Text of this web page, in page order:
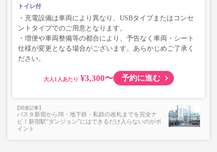
トイレ付
・充電設備は車両により異なり、USBタイプまたはコンセ
ントタイプでのご用意となります。
・増便や車両整備等の都合により、予告なく車両・シート
仕様が変更となる場合がございます。あらかじめご了承く
ださい。
大人 ¥3,300〜 予約に進む
バスタ新宿からJR・地下鉄・私鉄の改札までを完全ナ
ビ！新宿駅“ダンジョン”にはできるだけ入らないのがポ
イント